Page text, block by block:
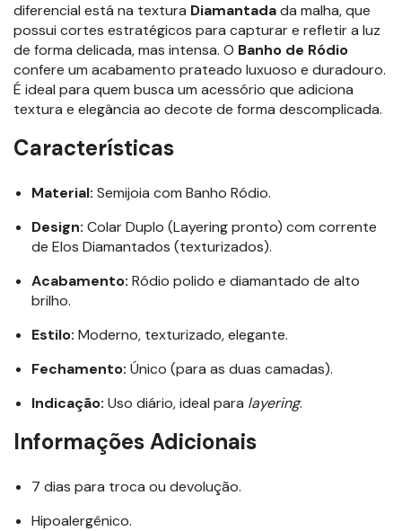
diferencial está na textura Diamantadada malha, que
possui cortes estratégicos para capturar e refletir a luz
de forma delicada, mas intensa. O Banho de Ródio
confere um acabamento prateado luxuoso e duradouro.
É ideal para quem busca um acessório que adiciona
textura e elegância ao decote de forma descomplicada.
Características
Material: Semijoia com Banho Ródio.
Design: Colar Duplo (Layering pronto) com corrente
de Elos Diamantados (texturizados).
Acabamento: Ródio polido e diamantado de alto
brilho.
Estilo: Moderno, texturizado, elegante.
Fechamento: Único (para as duas camadas).
Indicação: Uso diário, ideal para layering.
Informações Adicionais
7 dias para troca ou devolução.
Hipoalergênico.